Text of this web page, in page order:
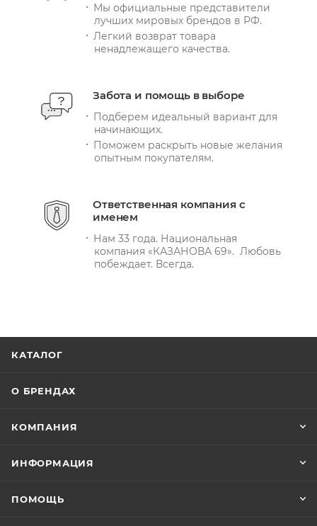
Мы официальные представители
лучших мировых брендов в РФ.
Легкий возврат товара
ненадлежащего качества.
Забота и помощь в выборе
Подберем идеальный вариант для
начинающих.
Поможем раскрыть новые желания
опытным покупателям.
Ответственная компания с
именем
Нам 33 года. Национальная
компания «КАЗАНОВА 69». Любовь
побеждает. Всегда.
КАТАЛОГ
О БРЕНДАХ
КОМПАНИЯ
ИНФОРМАЦИЯ
ПОМОЩЬ